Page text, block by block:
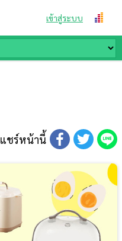
เข้าสู่ระบบ
แชร์หน้านี้